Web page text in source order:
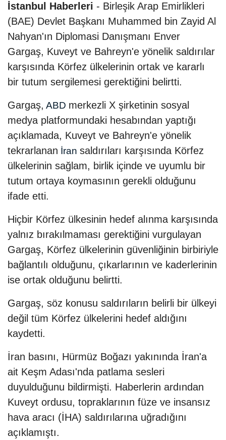
İstanbul Haberleri - Birleşik Arap Emirlikleri
(BAE) Devlet Başkanı Muhammed bin Zayid Al
Nahyan'ın Diplomasi Danışmanı Enver
Gargaş, Kuveyt ve Bahreyn'e yönelik saldırılar
karşısında Körfez ülkelerinin ortak ve kararlı
bir tutum sergilemesi gerektiğini belirtti.
Gargaş, ABD merkezli X şirketinin sosyal
medya platformundaki hesabından yaptığı
açıklamada, Kuveyt ve Bahreyn'e yönelik
tekrarlanan İran saldırıları karşısında Körfez
ülkelerinin sağlam, birlik içinde ve uyumlu bir
tutum ortaya koymasının gerekli olduğunu
ifade etti.
Hiçbir Körfez ülkesinin hedef alınma karşısında
yalnız bırakılmaması gerektiğini vurgulayan
Gargaş, Körfez ülkelerinin güvenliğinin birbiriyle
bağlantılı olduğunu, çıkarlarının ve kaderlerinin
ise ortak olduğunu belirtti.
Gargaş, söz konusu saldırıların belirli bir ülkeyi
değil tüm Körfez ülkelerini hedef aldığını
kaydetti.
İran basını, Hürmüz Boğazı yakınında İran'a
ait Keşm Adası'nda patlama sesleri
duyulduğunu bildirmişti. Haberlerin ardından
Kuveyt ordusu, topraklarının füze ve insansız
hava aracı (İHA) saldırılarına uğradığını
açıklamıştı.